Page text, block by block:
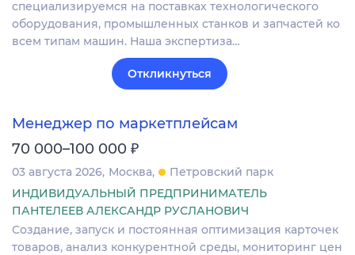
специализируемся на поставках технологического
оборудования, промышленных станков и запчастей ко
всем типам машин. Наша экспертиза…
Откликнуться
Менеджер по маркетплейсам
70 000–100 000 ₽
03 августа 2026 Москва
Петровский парк
ИНДИВИДУАЛЬНЫЙ ПРЕДПРИНИМАТЕЛЬ
ПАНТЕЛЕЕВ АЛЕКСАНДР РУСЛАНОВИЧ
Создание, запуск и постоянная оптимизация карточек
товаров, анализ конкурентной среды, мониторинг цен